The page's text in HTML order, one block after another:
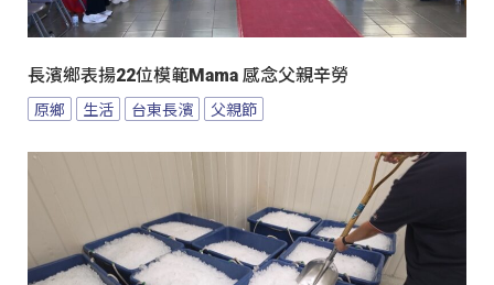
長濱鄉表揚22位模範Mama 感念父親辛勞
原鄉 生活 台東長濱 父親節